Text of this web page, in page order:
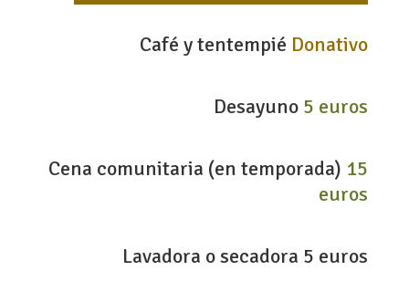
Café y tentempié Donativo
Desayuno 5 euros
Cena comunitaria (en temporada) 15
euros
Lavadora o secadora 5 euros